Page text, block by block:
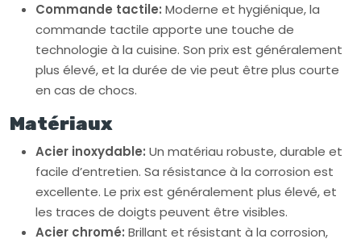
Commande tactile: Moderne et hygiénique, la
commande tactile apporte une touche de
technologie à la cuisine. Son prix est généralement
plus élevé, et la durée de vie peut être plus courte
en cas de chocs.
Matériaux
Acier inoxydable: Un matériau robuste, durable et
facile d’entretien. Sa résistance à la corrosion est
excellente. Le prix est généralement plus élevé, et
les traces de doigts peuvent être visibles.
Acier chromé: Brillant et résistant à la corrosion,